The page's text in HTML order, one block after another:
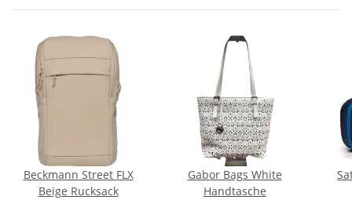
Beckmann Street FLX
Beige Rucksack
Gabor Bags White
Handtasche